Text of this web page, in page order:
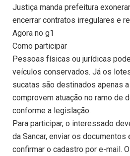
Justiça manda prefeitura
encerrar contratos irregulares e
Agora no g1
Como participar
Pessoas físicas ou jurídicas
veículos conservados. Já os
sucatas são destinados apenas
comprovem atuação no ramo de
conforme a legislação.
Para participar, o interessado
da Sancar, enviar os
confirmar o cadastro por e-mail.